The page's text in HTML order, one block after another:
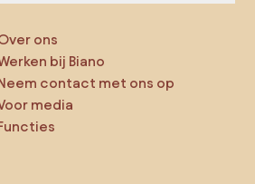
ons
bij Biano
contact met ons op
media